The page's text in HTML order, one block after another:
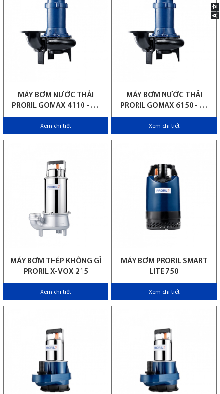
MÁY BƠM NƯỚC THẢI
PRORIL GOMAX 4110 - 50
HZ
Xem chi tiết
MÁY BƠM NƯỚC THẢI
PRORIL GOMAX 6150 - 50
HZ
Xem chi tiết
MÁY BƠM THÉP KHÔNG GỈ
PRORIL X-VOX 215
Xem chi tiết
MÁY BƠM PRORIL SMART
LITE 750
Xem chi tiết